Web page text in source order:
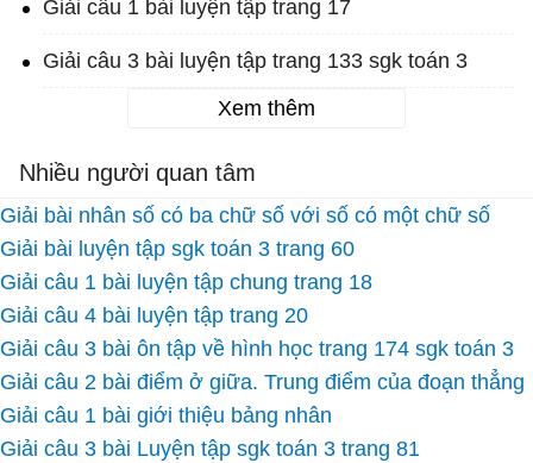
Giải câu 1 bài luyện tập trang 17
Giải câu 3 bài luyện tập trang 133 sgk toán 3
Xem thêm
Nhiều người quan tâm
Giải bài nhân số có ba chữ số với số có một chữ số
Giải bài luyện tập sgk toán 3 trang 60
Giải câu 1 bài luyện tập chung trang 18
Giải câu 4 bài luyện tập trang 20
Giải câu 3 bài ôn tập về hình học trang 174 sgk toán 3
Giải câu 2 bài điểm ở giữa. Trung điểm của đoạn thẳng
Giải câu 1 bài giới thiệu bảng nhân
Giải câu 3 bài Luyện tập sgk toán 3 trang 81